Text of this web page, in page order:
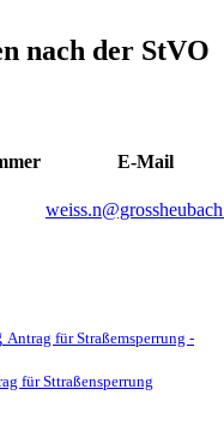
nach der StVO
E-Mail
Antrag für Straßemsperrung -
für Sttraßensperrung